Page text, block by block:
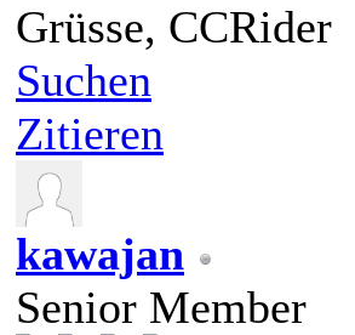
Grüsse, CCRider
Suchen
Zitieren
kawajan
Senior Member